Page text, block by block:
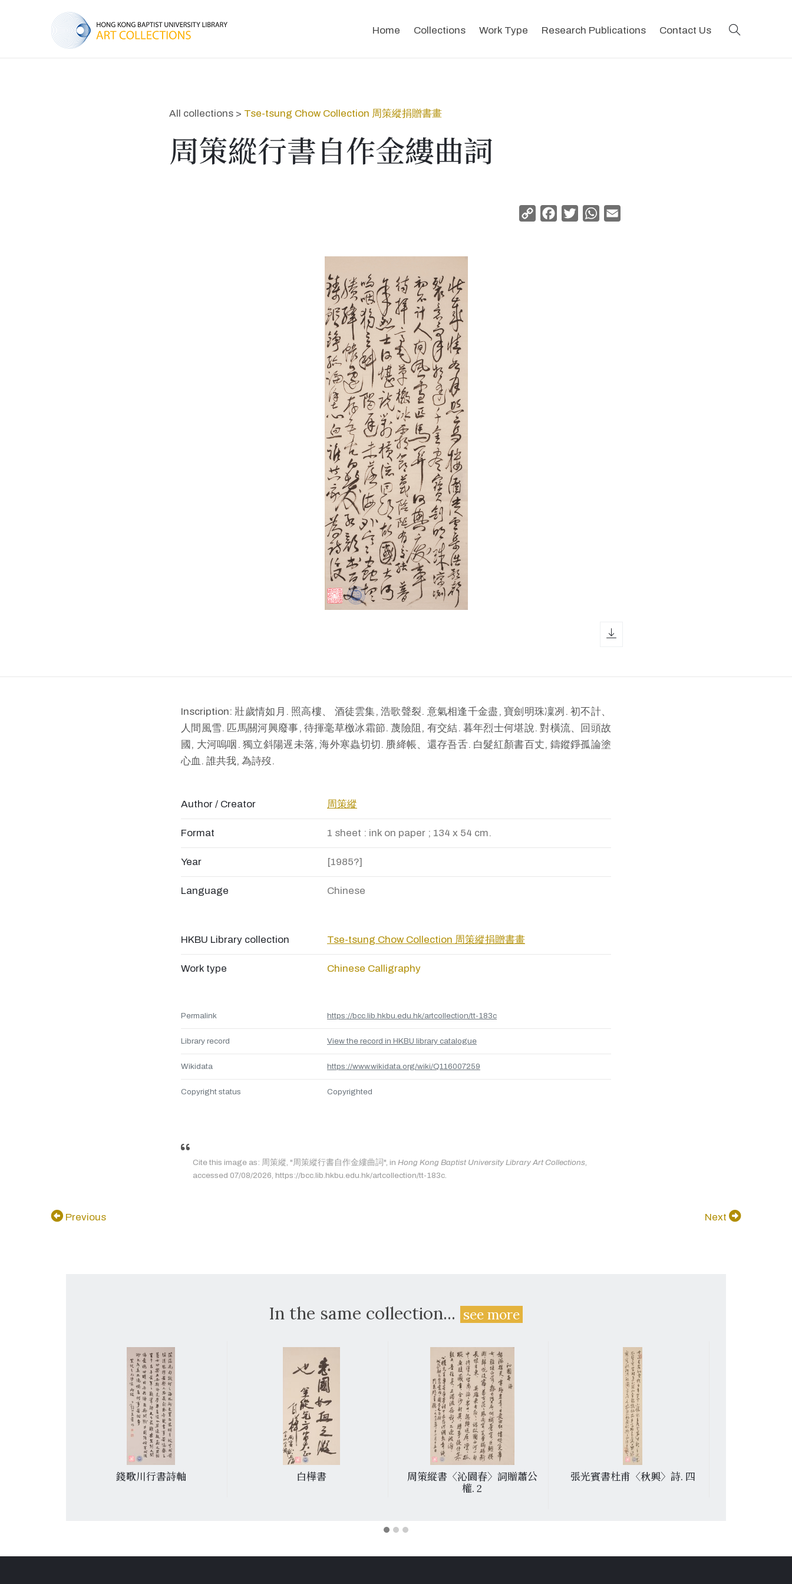
Home Collections Work Type Research Publications Contact Us
All collections > Tse-tsung Chow Collection 周策縱捐贈書畫
周策縱行書自作金縷曲詞
Copy
Facebook
TwitterWhatsApp
Inscription: 壯歲情如月. 照高樓、 酒徒雲集, 浩歌聲裂. 意氣相逢千金盡, 寶劍明珠凜冽. 初不計、
人間風雪. 匹馬關河興廢事, 待揮毫草檄冰霜節. 蔑險阻, 有交結. 暮年烈士何堪說. 對橫流、回頭故
國, 大河嗚咽. 獨立斜陽遟未落, 海外寒蟲切切. 賸絳帳、還存吾舌. 白髮紅顏書百丈, 鑄鏦錚孤論塗
心血. 誰共我, 為詩歿.
Author / Creator 周策縱
Format 1 sheet : ink on paper ; 134 x 54 cm.
Year [1985?]
Language Chinese
HKBU Library collection Tse-tsung Chow Collection 周策縱捐贈書畫
Work type Chinese Calligraphy
Permalink https://bcc.lib.hkbu.edu.hk/artcollection/tt-183c
Library record View the record in HKBU library catalogue
Wikidata https://www.wikidata.org/wiki/Q116007259
Copyright status Copyrighted
Cite this image as: 周策縱, "周策縱行書自作金縷曲詞", in Hong Kong Baptist University Library Art Collections,
accessed 07/08/2026, https://bcc.lib.hkbu.edu.hk/artcollection/tt-183c.
Previous Next
In the same collection...see more
錢歌川行書詩軸 白樺書
周策縱書〈沁園春〉詞贈蕭公
權. 2
張光賓書杜甫〈秋興〉詩. 四